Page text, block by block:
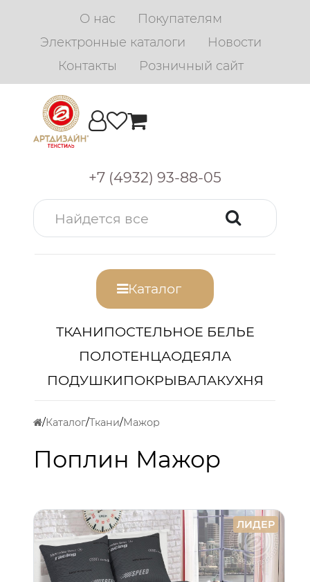
О нас
Покупателям
Электронные каталоги
Новости
Контакты
Розничный сайт
+7 (4932) 93-88-05
Каталог
ТКАНИПОСТЕЛЬНОЕ БЕЛЬЕ
ПОЛОТЕНЦАОДЕЯЛА
ПОДУШКИПОКРЫВАЛАКУХНЯ
Каталог Ткани Мажор
Поплин Мажор
ЛИДЕР